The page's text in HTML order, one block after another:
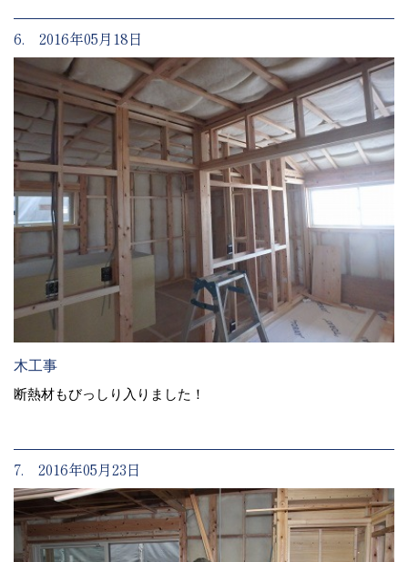
6. 2016年05月18日
木工事
断熱材もびっしり入りました！
7. 2016年05月23日